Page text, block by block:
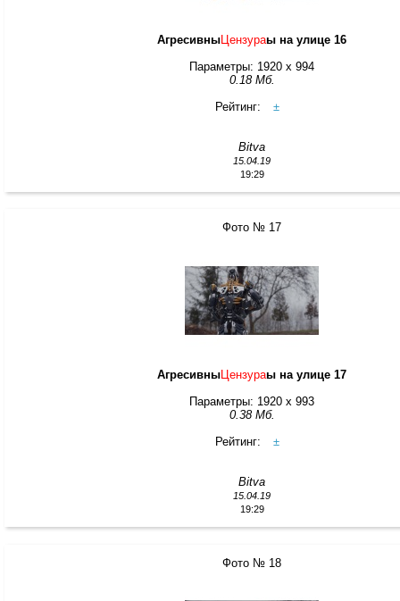
АгресивныЦензураы на улице 16
Параметры: 1920 x 994
0.18 Мб.
Рейтинг:
±
Bitva
15.04.19
19:29
Фото № 17
АгресивныЦензураы на улице 17
Параметры: 1920 x 993
0.38 Мб.
Рейтинг:
±
Bitva
15.04.19
19:29
Фото № 18